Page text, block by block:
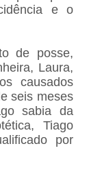
e o
de posse,
Laura,
causados
seis meses
sabia da
Tiago
por